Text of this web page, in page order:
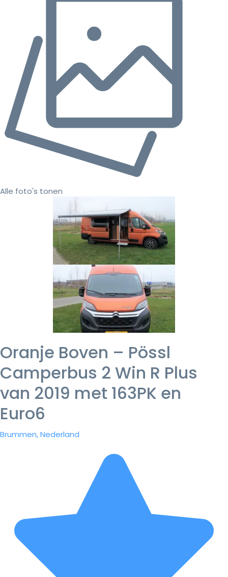
Alle foto's tonen
Oranje Boven – Pössl
Camperbus 2 Win R Plus
van 2019 met 163PK en
Euro6
Brummen, Nederland